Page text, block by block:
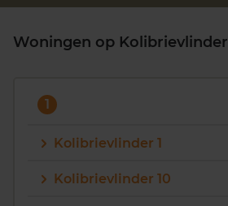
Woningen op Kolibrievlinder
1
Kolibrievlinder 1
Kolibrievlinder 10